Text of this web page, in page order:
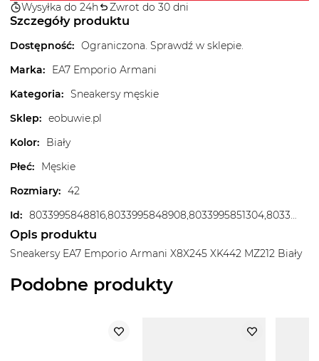
Wysyłka do 24h Zwrot do 30 dni
Szczegóły produktu
Dostępność: Ograniczona. Sprawdź w sklepie.
Marka:
EA7 Emporio Armani
Kategoria: Sneakersy męskie
Sklep: eobuwie.pl
Kolor:
Biały
Płeć:
Męskie
Rozmiary: 42
Id: 8033995848816,8033995848908,8033995851304,8033995860627,8033995863918,8033995864632,8033995866360,8033995873108,8033995880595,8033995883657,8033995892642,8033995896237
Opis produktu
Sneakersy EA7 Emporio Armani X8X245 XK442 MZ212 Biały
Podobne produkty